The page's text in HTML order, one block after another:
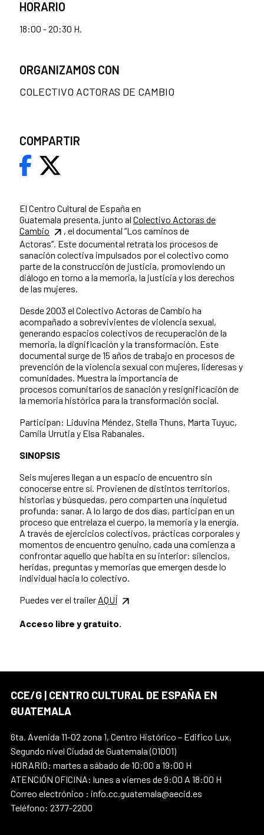
El Centro Cultural de España en
Guatemala presenta, junto al Colectivo Actoras de
Cambio
, el documental “Los caminos de
Actoras”. Este documental retrata los procesos de
sanación colectiva impulsados por el colectivo como
parte de la construcción de justicia, promoviendo un
diálogo en torno a la memoria, la justicia y los derechos
de las mujeres.
Desde 2003 el Colectivo Actoras de Cambio ha
acompañado a sobrevivientes de violencia sexual,
generando espacios colectivos de recuperación de la
memoria, la dignificación y la transformación. Este
documental surge de 15 años de trabajo en procesos de
prevención de la violencia sexual con mujeres, lideresas y
comunidades. Muestra la importancia de
procesos comunitarios de sanación y resignificación de
la memoria histórica para la transformación social.
Participan: Liduvina Méndez, Stella Thuns, Marta Tuyuc,
Camila Urrutia y Elsa Rabanales.
SINOPSIS
Seis mujeres llegan a un espacio de encuentro sin
conocerse entre sí. Provienen de distintos territorios,
historias y búsquedas, pero comparten una inquietud
profunda: sanar. A lo largo de dos días, participan en un
proceso que entrelaza el cuerpo, la memoria y la energía.
A través de ejercicios colectivos, prácticas corporales y
momentos de encuentro genuino, cada una comienza a
confrontar aquello que habita en su interior: silencios,
heridas, preguntas y memorias que emergen desde lo
individual hacia lo colectivo.
Puedes ver el trailer AQUÍ
Acceso libre y gratuito.
HORARIO
18:00 - 20:30 H.
ORGANIZAMOS CON
COLECTIVO ACTORAS DE CAMBIO
COMPARTIR
CCE/G | CENTRO CULTURAL DE ESPAÑA EN
GUATEMALA
6ta. Avenida 11-02 zona 1, Centro Histórico – Edifico Lux,
Segundo nivel Ciudad de Guatemala (01001)
HORARIO: martes a sábado de 10:00 a 19:00 H
ATENCIÓN OFICINA: lunes a viernes de 9:00 A 18:00 H
Correo electrónico : info.cc.guatemala@aecid.es
Teléfono: 2377-2200